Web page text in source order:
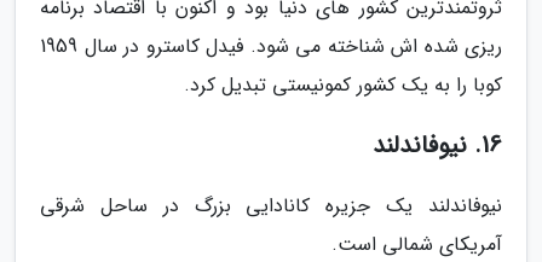
ثروتمندترین کشور های دنیا بود و اکنون با اقتصاد برنامه
ریزی شده اش شناخته می شود. فیدل کاسترو در سال 1959
کوبا را به یک کشور کمونیستی تبدیل کرد.
16. نیوفاندلند
نیوفاندلند یک جزیره کانادایی بزرگ در ساحل شرقی
آمریکای شمالی است.